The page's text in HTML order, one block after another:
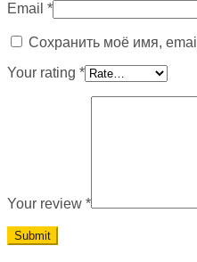
Email *
Сохранить моё имя,
Your rating *
Your review *